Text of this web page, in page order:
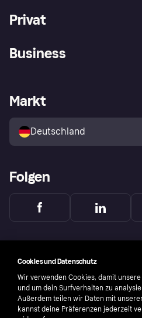
Privat
Klarna App
Shops entdecken
Käuferschutzrichtlinie
Business
Händlerportal
Markt
Deutschland
Folgen
Cookies und Datenschutz
Wir verwenden Cookies, damit
und um dein Surfverhalten zu
Außerdem teilen wir Daten mit
kannst deine Präferenzen jederzeit